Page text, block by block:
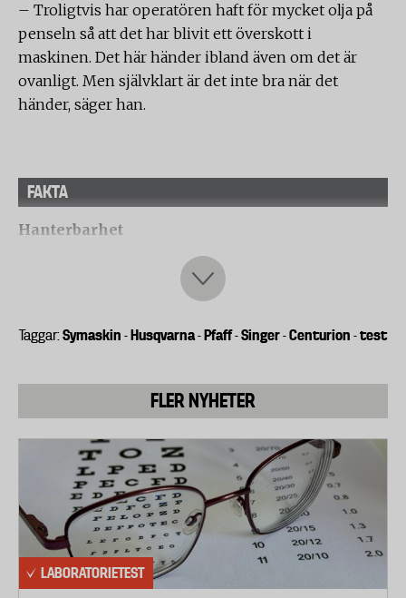
– Troligtvis har operatören haft för mycket olja på
penseln så att det har blivit ett överskott i
maskinen. Det här händer ibland även om det är
ovanligt. Men självklart är det inte bra när det
händer, säger han.
FAKTA
Hanterbarhet
Laboratoriet har undersökt och bedömt
maskinernas inställningsmöjligheter samt hur lätta
bedömts och vägts in i betyget:
- Trådknivens placering och funktion
- Pressarfotens läge och funktion
- Friarmens omfång
- Arbetsytans storlek
- Antal stygn per 10 cm vid normalinställning
Sömnad
Taggar: Symaskin -Husqvarna-Pfaff-Singer-Centurion -test
FLER NYHETER
LABORATORIETEST